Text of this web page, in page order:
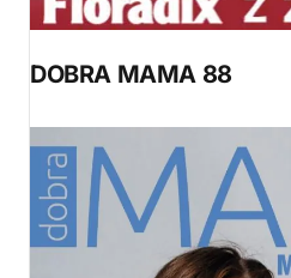
DOBRA MAMA 88